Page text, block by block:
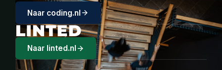
Naar coding.nl
Naar linted.nl